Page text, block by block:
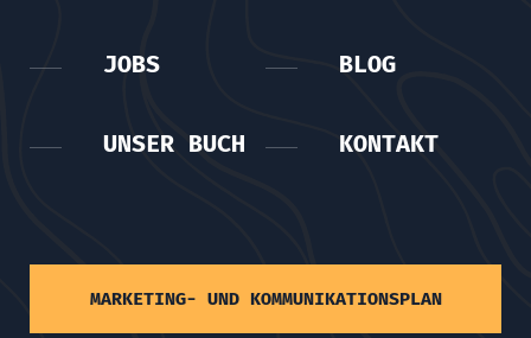
JOBS BLOG
UNSER BUCH KONTAKT
MARKETING- UND KOMMUNIKATIONSPLAN